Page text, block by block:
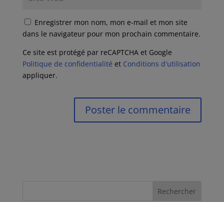
Enregistrer mon nom, mon e-mail et mon site
dans le navigateur pour mon prochain commentaire.
Ce site est protégé par reCAPTCHA et Google
Politique de confidentialité et Conditions d'utilisation
appliquer.